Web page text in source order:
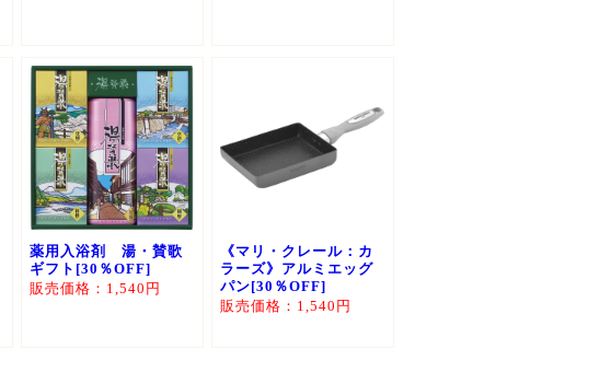
薬用入浴剤 湯・賛歌
ギフト[30％OFF]
販売価格：1,540円
《マリ・クレール：カ
ラーズ》アルミエッグ
パン[30％OFF]
販売価格：1,540円